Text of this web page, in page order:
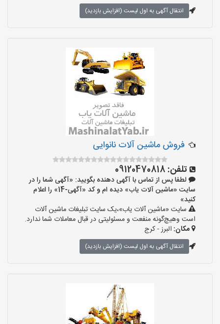
انتقال آگهی به اول لیست (افزایش بازدید)
فروش ماشین آلات نانوایی
تلفن: 09120470818
لطفا پس از تماس با آگهی دهنده بگویید: «آگهی شما را در
سایت «ماشین آلات یاب» دیده ام و کد «آگهی-14» را اعلام
کنید»
سایت «ماشین آلات یاب»،یک سایت تبلیغات ماشین آلات
است وهیچ‌گونه منفعت و مسئولیتی در قبال معاملات شما ندارد.
مکان: البرز - کرج
انتقال آگهی به اول لیست (افزایش بازدید)